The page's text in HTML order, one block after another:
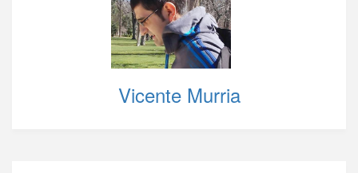
Vicente Murria